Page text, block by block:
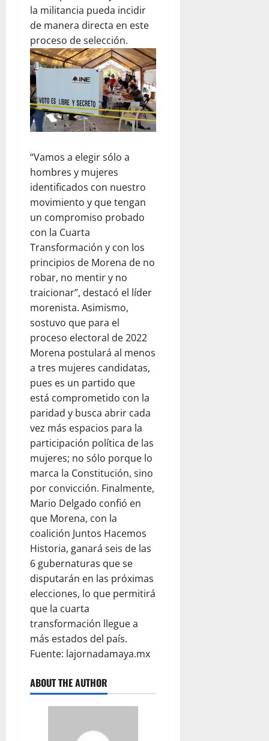
la militancia pueda incidir
de manera directa en este
proceso de selección.
“Vamos a elegir sólo a
hombres y mujeres
identificados con nuestro
movimiento y que tengan
un compromiso probado
con la Cuarta
Transformación y con los
principios de Morena de no
robar, no mentir y no
traicionar”, destacó el líder
morenista. Asimismo,
sostuvo que para el
proceso electoral de 2022
Morena postulará al menos
a tres mujeres candidatas,
pues es un partido que
está comprometido con la
paridad y busca abrir cada
vez más espacios para la
participación política de las
mujeres; no sólo porque lo
marca la Constitución, sino
por convicción. Finalmente,
Mario Delgado confió en
que Morena, con la
coalición Juntos Hacemos
Historia, ganará seis de las
6 gubernaturas que se
disputarán en las próximas
elecciones, lo que permitirá
que la cuarta
transformación llegue a
más estados del país.
Fuente: lajornadamaya.mx
ABOUT THE AUTHOR